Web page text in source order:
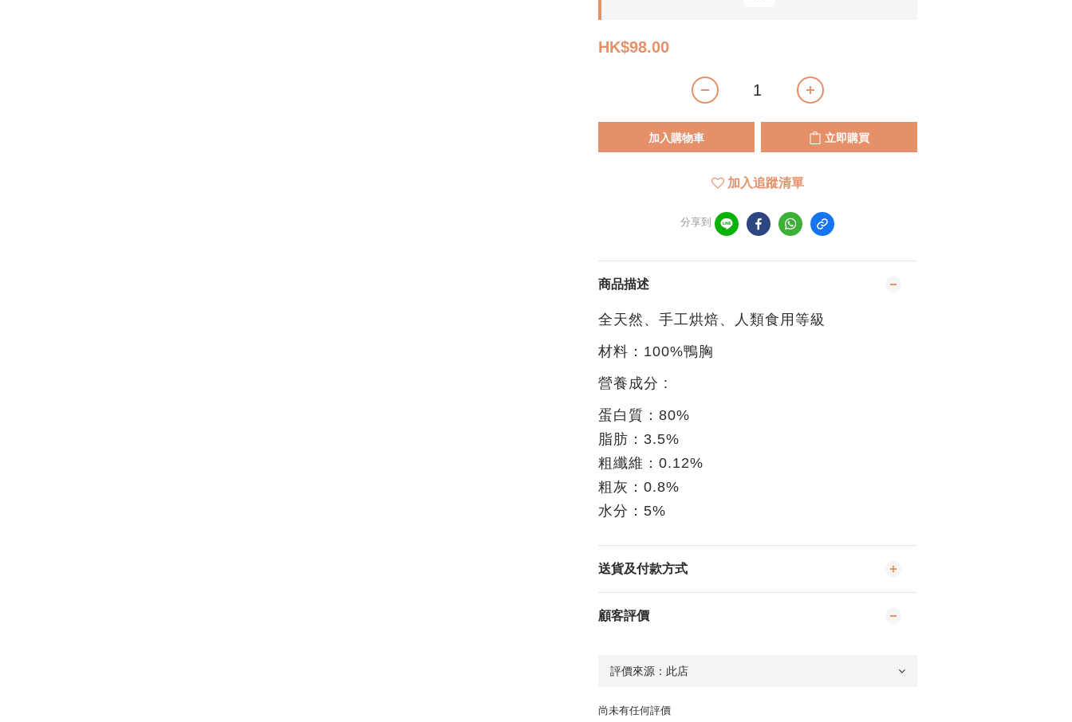
HK$98.00
加入購物車 立即購買
加入追蹤清單
分享到
商品描述
全天然、手工烘焙、人類食用等級
材料： 100%鴨胸
營養成分 :
蛋白質： 80%
脂肪： 3.5%
粗纖維： 0.12%
粗灰： 0.8%
水分： 5%
送貨及付款方式
顧客評價
尚未有任何評價